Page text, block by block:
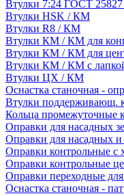
Втулки 7:24 ГОСТ
Втулки HSK / КМ
Втулки R8 / КМ
Втулки КМ / КМ для
Втулки КМ / КМ для
Втулки КМ / КМ с
Втулки ЦХ / КМ
Оснастка станочная -
Втулки поддерживающ.
Кольца промежуточные
Оправки для насадных
Оправки для насадных
Оправки контрольные с
Оправки контрольные
Оправки переходные
Оснастка станочная -